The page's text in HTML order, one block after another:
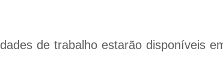
de trabalho estarão disponíveis